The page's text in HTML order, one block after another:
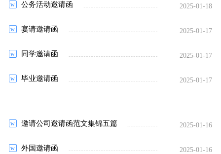
公务活动邀请函 2025-01-18
宴请邀请函 2025-01-17
同学邀请函 2025-01-17
毕业邀请函 2025-01-17
邀请公司邀请函范文集锦五篇 2025-01-16
外国邀请函 2025-01-16